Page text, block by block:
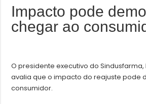
Impacto pode
chegar ao
O presidente executivo do Sindusfarma,
avalia que o impacto do reajuste pode
consumidor.